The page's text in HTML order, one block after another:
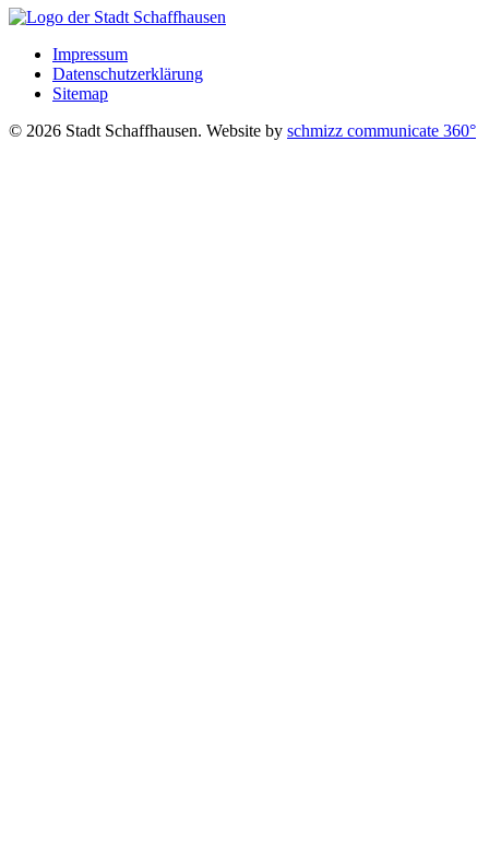
Impressum
Datenschutzerklärung
Sitemap
© 2026 Stadt Schaffhausen. Website by schmizz communicate 360°